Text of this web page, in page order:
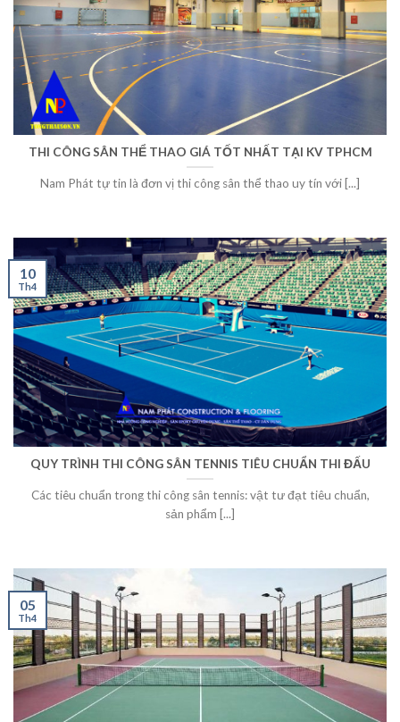
THI CÔNG SÂN THỂ THAO GIÁ TỐT NHẤT TẠI KV TPHCM
Nam Phát tự tin là đơn vị thi công sân thể thao uy tín với [...]
QUY TRÌNH THI CÔNG SÂN TENNIS TIÊU CHUẨN THI ĐẤU
Các tiêu chuẩn trong thi công sân tennis: vật tư đạt tiêu chuẩn,
sản phẩm [...]
10
Th4
05
Th4